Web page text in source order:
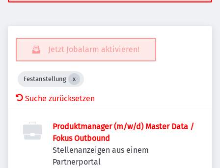
Jetzt Jobalarm aktivieren!
Festanstellung
Suche zurücksetzen
Produktmanager (m/w/d) Master Data /
Fokus Outbound
Stellenanzeigen aus einem
Partnerportal